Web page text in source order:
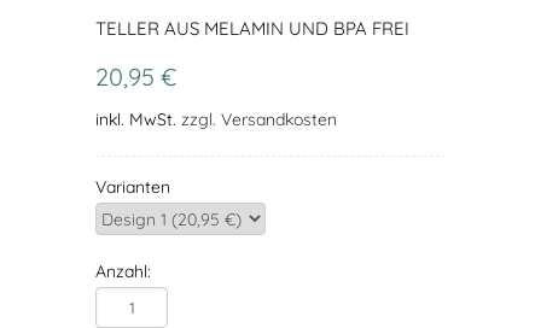
TELLER AUS MELAMIN UND BPA FREI
20,95 €
inkl. MwSt. zzgl. Versandkosten
Varianten
Anzahl: